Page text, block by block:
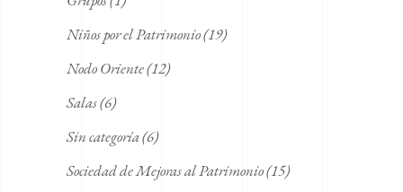
Niños por el Patrimonio(19)
Nodo Oriente(12)
Salas(6)
Sin categoría(6)
Sociedad de Mejoras al Patrimonio(15)